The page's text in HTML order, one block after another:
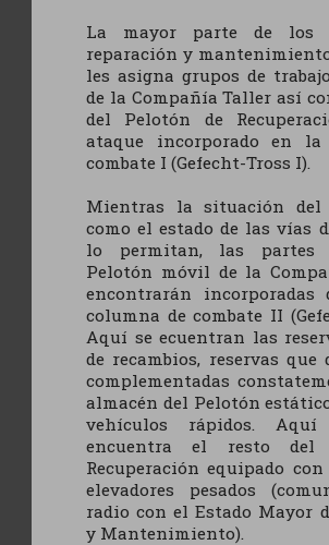
La mayor parte de los
reparación y
les asigna grupos de
de la Compañía Taller así
del Pelotón de
ataque incorporado en la
combate I (Gefecht-Tross I).
Mientras la situación del
como el estado de las vías
lo permitan, las partes
Pelotón móvil de la
encontrarán
columna de combate II
Aquí se ecuentran las
de recambios, reservas que
complementadas
almacén del Pelotón
vehículos rápidos. Aquí
encuentra el resto del
Recuperación equipado
elevadores pesados
radio con el Estado Mayor
y Mantenimiento).